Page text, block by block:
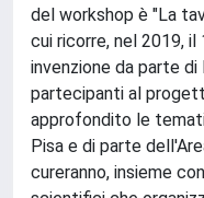
del workshop è "La
cui ricorre, nel 2019, il
invenzione da parte
partecipanti al
approfondito le
Pisa e di parte
cureranno, insieme